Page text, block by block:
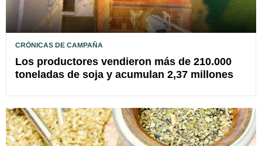
CRÓNICAS DE CAMPAÑA
Los productores vendieron más de 210.000
toneladas de soja y acumulan 2,37 millones